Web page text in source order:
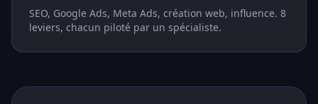
SEO, Google Ads, Meta Ads, création web, influence. 8
leviers, chacun piloté par un spécialiste.